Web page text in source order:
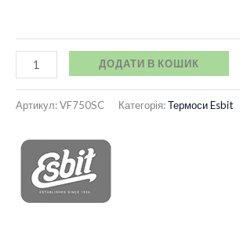
ДОДАТИ В КОШИК
Артикул:VF750SC Категорія:Термоси Esbit